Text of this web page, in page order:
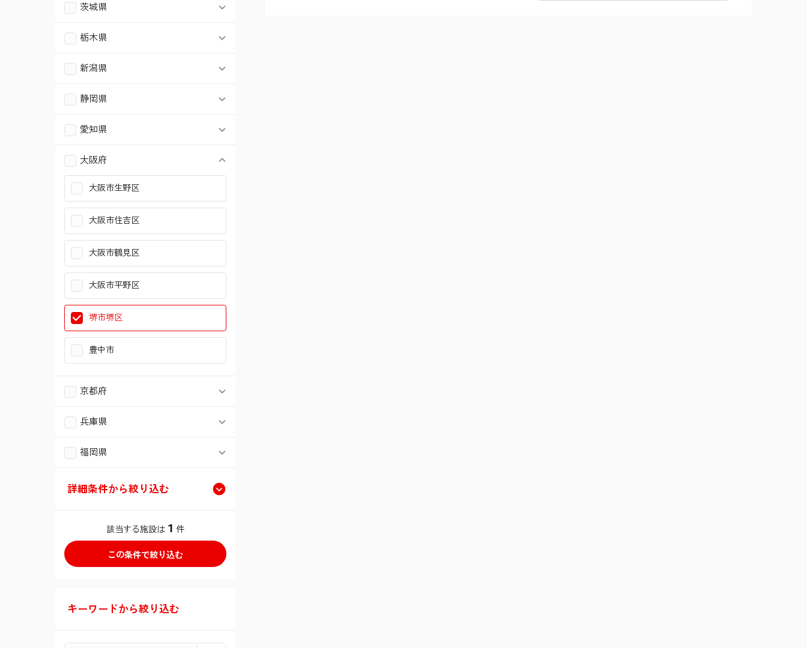
目黒区
大田区
北区
板橋区
練馬区
足立区
葛飾区
江戸川区
福生市
横浜市港北区
横浜市戸塚区
横浜市旭区
横浜市都筑区
川崎市幸区
川崎市中原区
川崎市宮前区
川崎市麻生区
横須賀市
三浦市
秦野市
厚木市
さいたま市中央区
さいたま市桜区
さいたま市南区
さいたま市緑区
東松山市
春日部市
狭山市
草加市
越谷市
戸田市
入間市
北本市
八潮市
三郷市
千葉市花見川区
千葉市稲毛区
千葉市緑区
船橋市
木更津市
柏市
市原市
流山市
我孫子市
君津市
太田市
茨城県
結城市
栃木県
宇都宮市
新潟県
新潟市中央区
静岡県
浜松市中央区
沼津市
富士市
愛知県
名古屋市南区
名古屋市名東区
豊橋市
長久手市
大阪府
大阪市生野区
大阪市住吉区
大阪市鶴見区
大阪市平野区
堺市堺区
豊中市
京都府
京都市伏見区
兵庫県
神戸市西区
宝塚市
福岡県
詳細条件から絞り込む
介護付有料老人ホーム
入居条件
６０歳以上
新規オープン
該当する施設は 1 件
キーワードから絞り込む